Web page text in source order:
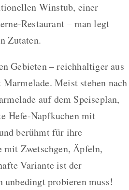
Winstub, einer
Restaurant – man legt
Zutaten.
Gebieten – reichhaltiger aus
Meist stehen nach
auf dem Speiseplan,
Hefe-Napfkuchen mit
berühmt für ihre
mit Zwetschgen, Äpfeln,
Variante ist der
unbedingt probieren muss!